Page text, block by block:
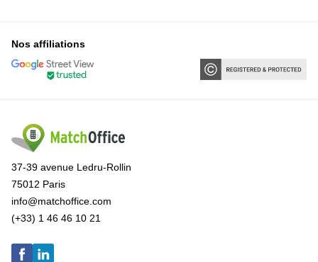
Nos affiliations
37-39 avenue Ledru-Rollin
75012 Paris
info@matchoffice.com
(+33) 1 46 46 10 21